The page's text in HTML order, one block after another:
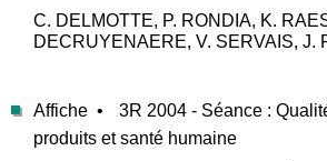
C. DELMOTTE, P. RONDIA, K.
DECRUYENAERE, V. SERVAIS, J.
Affiche •
3R 2004 - Séance :
produits et santé humaine